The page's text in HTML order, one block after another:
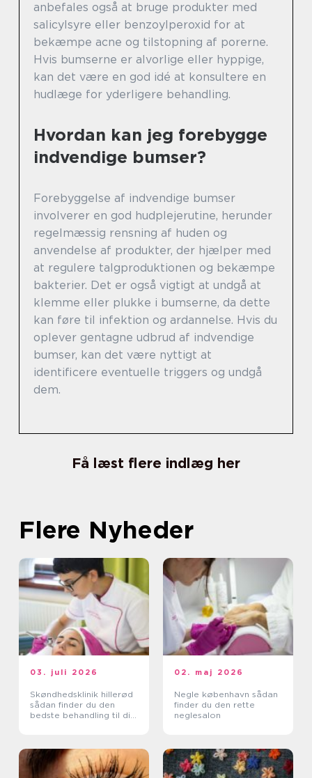
anbefales også at bruge produkter med
salicylsyre eller benzoylperoxid for at
bekæmpe acne og tilstopning af porerne.
Hvis bumserne er alvorlige eller hyppige,
kan det være en god idé at konsultere en
hudlæge for yderligere behandling.
Hvordan kan jeg forebygge
indvendige bumser?
Forebyggelse af indvendige bumser
involverer en god hudplejerutine, herunder
regelmæssig rensning af huden og
anvendelse af produkter, der hjælper med
at regulere talgproduktionen og bekæmpe
bakterier. Det er også vigtigt at undgå at
klemme eller plukke i bumserne, da dette
kan føre til infektion og ardannelse. Hvis du
oplever gentagne udbrud af indvendige
bumser, kan det være nyttigt at
identificere eventuelle triggers og undgå
dem.
Få læst flere indlæg her
Flere Nyheder
03. juli 2026
Skøndhedsklinik hillerød
sådan finder du den
bedste behandling til din
02. maj 2026
Negle københavn sådan
finder du den rette
neglesalon